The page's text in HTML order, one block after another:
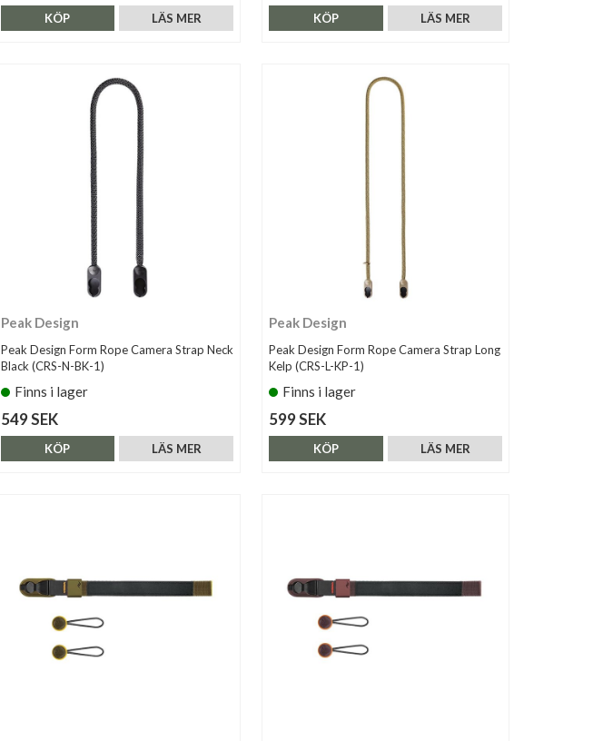
LÄS MER
KÖP LÄS MER
KÖP
Peak Design
Peak Design Form Rope Camera Strap Neck
Black (CRS-N-BK-1)
Finns i lager
549 SEK
LÄS MER
KÖP
Peak Design
Peak Design Form Rope Camera Strap Long
Kelp (CRS-L-KP-1)
Finns i lager
599 SEK
LÄS MER
KÖP